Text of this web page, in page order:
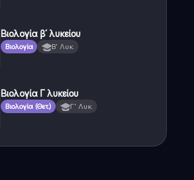
Βιολογία β´ λυκείου
Βιολογία Β' Λυκ.
Βιολογία Γ λυκείου
Βιολογία (Θετ.) Γ' Λυκ.